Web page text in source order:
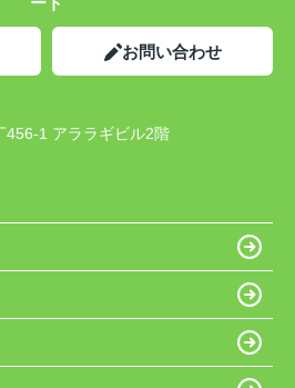
お問い合わせ
456-1 アララギビル2階